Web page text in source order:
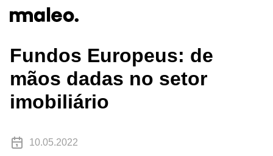
Articles
Fundos Europeus: de
mãos dadas no setor
imobiliário
10.05.2022